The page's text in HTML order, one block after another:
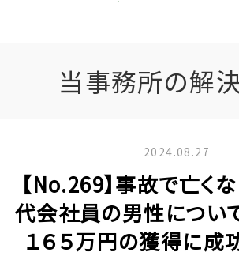
当事務所の解
2024.08.27
【No.269】事故で亡く
代会社員の男性につい
１６５万円の獲得に成